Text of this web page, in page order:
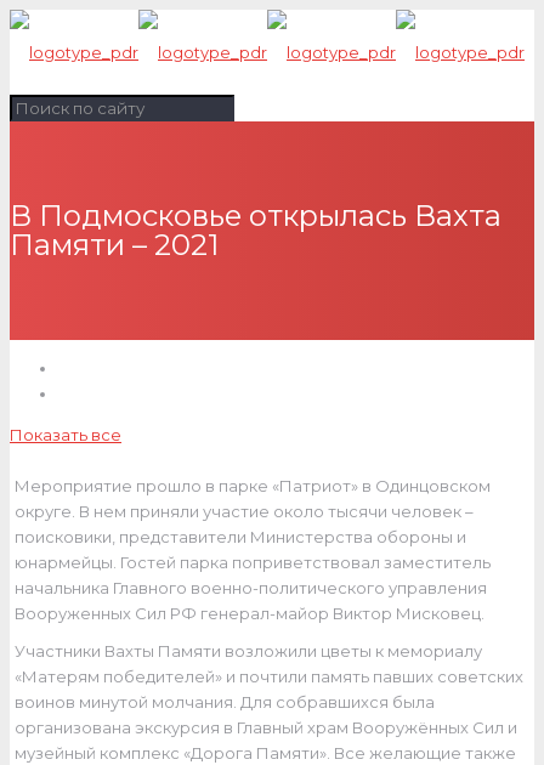
В Подмосковье открылась Вахта
Памяти – 2021
Показать все
Мероприятие прошло в парке «Патриот» в Одинцовском
округе. В нем приняли участие около тысячи человек –
поисковики, представители Министерства обороны и
юнармейцы. Гостей парка поприветствовал заместитель
начальника Главного военно-политического управления
Вооруженных Сил РФ генерал-майор Виктор Мисковец.
Участники Вахты Памяти возложили цветы к мемориалу
«Матерям победителей» и почтили память павших советских
воинов минутой молчания. Для собравшихся была
организована экскурсия в Главный храм Вооружённых Сил и
музейный комплекс «Дорога Памяти». Все желающие также